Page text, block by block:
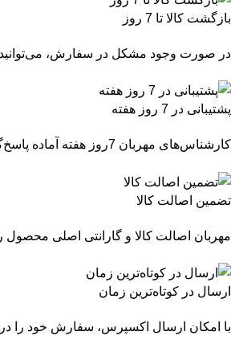
بازگشت کالا تا 7 روز
در صورت وجود مشکل در سفارش، می‌توانید تا ۷ روز آن را مرجوع
پشتیبانی در 7 روز هفته
کارشناس‌های مهربان 7روز هفته آماده پاسخ‌گویی به سوالات شما هستند.
تضمین اصالت کالا
مهربان اصالت کالا و گارانتی اصلی محصول
ارسال در کوتاه‌ترین زمان
با امکان ارسال اکسپرس، سفارش خود را در